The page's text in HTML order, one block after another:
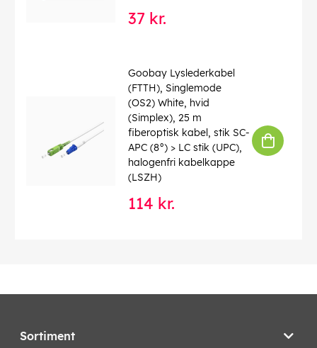
37 kr.
Goobay Lyslederkabel
(FTTH), Singlemode
(OS2) White, hvid
(Simplex), 25 m
fiberoptisk kabel, stik SC-
APC (8°) > LC stik (UPC),
halogenfri kabelkappe
(LSZH)
114 kr.
Sortiment